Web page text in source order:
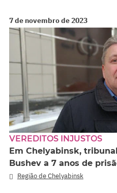
7 de novembro de 2023
VEREDITOS INJUSTOS
Em Chelyabinsk,
Bushev a 7 anos de
Região de Chelyabinsk